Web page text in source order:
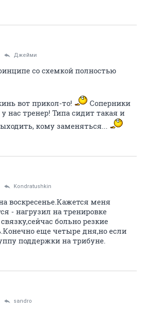
Джейми
со схемкой полностью
вот прикол-то!
Соперники
нас тренер! Типа сидит такая и
кому заменяться...
Kondratushkin
воскресенье.Кажется меня
- нагрузил на тренировке
больно резкие
еще четыре дня,но если
поддержки на трибуне.
sandro